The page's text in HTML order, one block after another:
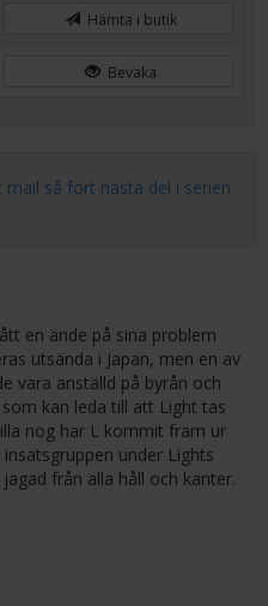
Hämta i butik
Bevaka
så fort nästa del i serien
en ände på sina problem
utsända i Japan, men en av
vara anställd på byrån och
kan leda till att Light tas
nog har L kommit fram ur
under Lights
från alla håll och kanter.